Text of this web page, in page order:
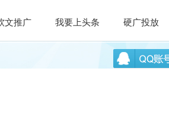
文推广 我要上头条 硬广投放